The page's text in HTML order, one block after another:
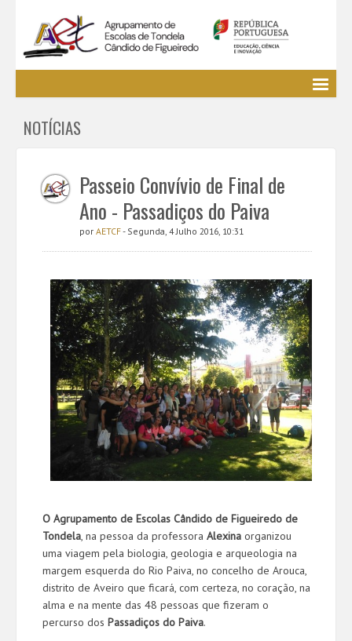
EE / Alunos
Cursos Profissionais
Bibliotecas
Media AETCF
Legislação
NOTÍCIAS
Passeio Convívio de Final de
Ano - Passadiços do Paiva
por AETCF- Segunda, 4 Julho 2016, 10:31
O Agrupamento de Escolas Cândido de Figueiredo de
Tondela, na pessoa da professora Alexina organizou
uma viagem pela biologia, geologia e arqueologia na
margem esquerda do Rio Paiva, no concelho de Arouca,
distrito de Aveiro que ficará, com certeza, no coração, na
alma e na mente das 48 pessoas que fizeram o
percurso dos Passadiços do Paiva.